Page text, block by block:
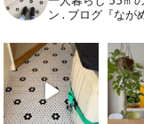
ン . ブログ『なが